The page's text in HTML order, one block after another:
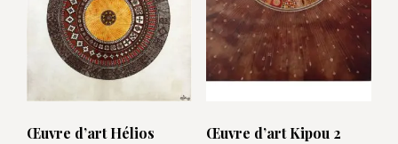
Œuvre d’art Hélios Œuvre d’art Kipou 2